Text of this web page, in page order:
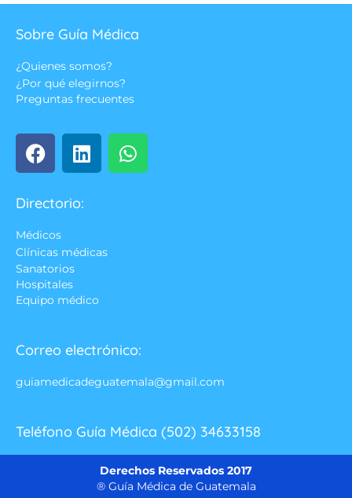
Sobre Guía Médica
¿Quienes somos?
¿Por qué elegirnos?
Preguntas frecuentes
Directorio:
Médicos
Clínicas médicas
Sanatorios
Hospitales
Equipo médico
Correo electrónico:
guiamedicadeguatemala@gmail.com
Teléfono Guía Médica (502) 34633158
Derechos Reservados 2017
® Guía Médica de Guatemala